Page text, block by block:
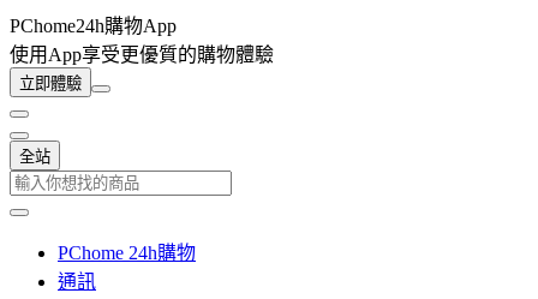
PChome24h購物App
使用App享受更優質的購物體驗
立即體驗
全站
PChome 24h購物
通訊